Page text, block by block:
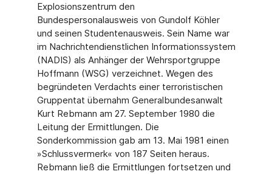
Explosionszentrum den
Bundespersonalausweis von Gundolf Köhler
und seinen Studentenausweis. Sein Name war
im Nachrichtendienstlichen Informationssystem
(NADIS) als Anhänger der Wehrsportgruppe
Hoffmann (WSG) verzeichnet. Wegen des
begründeten Verdachts einer terroristischen
Gruppentat übernahm Generalbundesanwalt
Kurt Rebmann am 27. September 1980 die
Leitung der Ermittlungen. Die
Sonderkommission gab am 13. Mai 1981 einen
»Schlussvermerk« von 187 Seiten heraus.
Rebmann ließ die Ermittlungen fortsetzen und